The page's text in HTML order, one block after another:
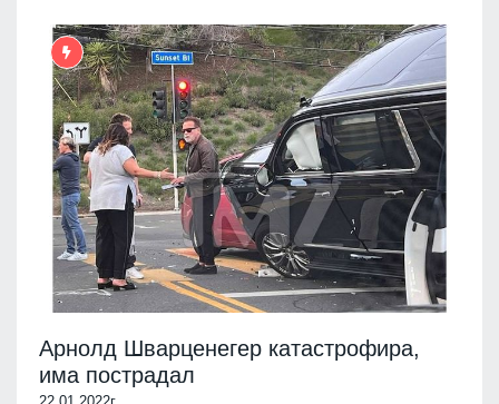
Арнолд Шварценегер катастрофира,
има пострадал